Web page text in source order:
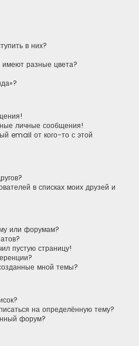
в них?
имеют разные цвета?
личные сообщения!
email от кого-то с этой
в списках моих друзей и
или форумам?
пустую страницу!
мной темы?
на определённую тему?
форум?